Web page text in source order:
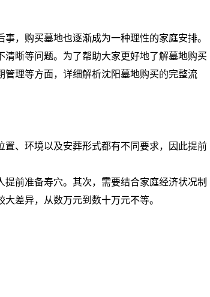
，购买墓地也逐渐成为一种理性的家庭安排。
晰等问题。为了帮助大家更好地了解墓地购买
理等方面，详细解析沈阳墓地购买的完整流
、环境以及安葬形式都有不同要求，因此提前
前准备寿穴。其次，需要结合家庭经济状况制
差异，从数万元到数十万元不等。